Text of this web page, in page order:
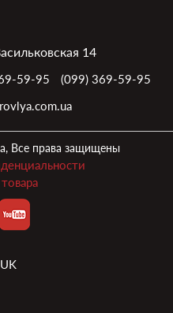
14
59-95 (099) 369-59-95
Все права защищены
UK